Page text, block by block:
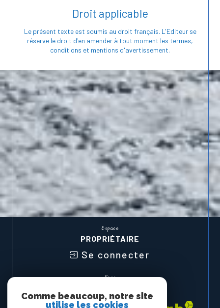
Droit applicable
Le présent texte est soumis au droit français. L'Editeur se
réserve le droit d'en amender à tout moment les termes,
conditions et mentions d'avertissement.
Espace
PROPRIÉTAIRE
Se connecter
Nous
Comme beaucoup, notre site
utilise les cookies